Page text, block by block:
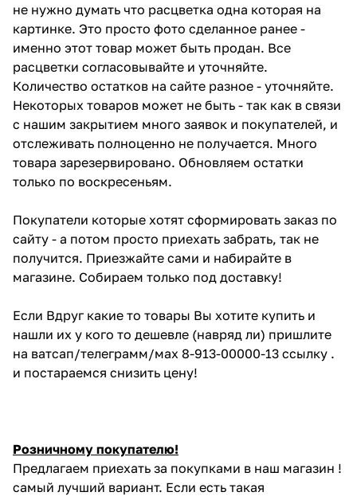
не нужно думать что расцветка одна которая на
картинке. Это просто фото сделанное ранее -
именно этот товар может быть продан. Все
расцветки согласовывайте и уточняйте.
Количество остатков на сайте разное - уточняйте.
Некоторых товаров может не быть - так как в связи
с нашим закрытием много заявок и покупателей, и
отслеживать полноценно не получается. Много
товара зарезервировано. Обновляем остатки
только по воскресеньям.
Покупатели которые хотят сформировать заказ по
сайту - а потом просто приехать забрать, так не
получится. Приезжайте сами и набирайте в
магазине. Собираем только под доставку!
Если Вдруг какие то товары Вы хотите купить и
нашли их у кого то дешевле (навряд ли) пришлите
на ватсап/телеграмм/мах 8-913-00000-13 ссылку .
и постараемся снизить цену!
Розничному покупателю!
Предлагаем приехать за покупками в наш магазин !
самый лучший вариант. Если есть такая